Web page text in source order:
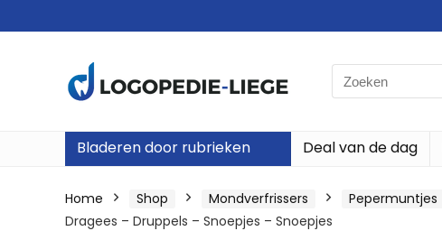
Search
for:
Bladeren door rubrieken Deal van de dag
Home Shop Mondverfrissers Pepermuntjes
Dragees – Druppels – Snoepjes – Snoepjes